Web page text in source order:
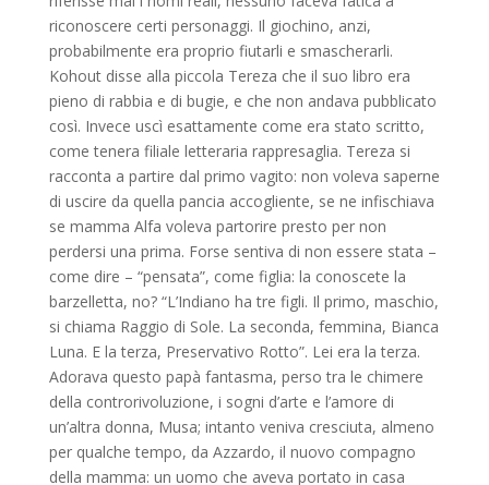
riconoscere certi personaggi. Il giochino, anzi,
probabilmente era proprio fiutarli e smascherarli.
Kohout disse alla piccola Tereza che il suo libro era
pieno di rabbia e di bugie, e che non andava pubblicato
così. Invece uscì esattamente come era stato scritto,
come tenera filiale letteraria rappresaglia. Tereza si
racconta a partire dal primo vagito: non voleva saperne
di uscire da quella pancia accogliente, se ne infischiava
se mamma Alfa voleva partorire presto per non
perdersi una prima. Forse sentiva di non essere stata –
come dire – “pensata”, come figlia: la conoscete la
barzelletta, no? “L’Indiano ha tre figli. Il primo, maschio,
si chiama Raggio di Sole. La seconda, femmina, Bianca
Luna. E la terza, Preservativo Rotto”. Lei era la terza.
Adorava questo papà fantasma, perso tra le chimere
della controrivoluzione, i sogni d’arte e l’amore di
un’altra donna, Musa; intanto veniva cresciuta, almeno
per qualche tempo, da Azzardo, il nuovo compagno
della mamma: un uomo che aveva portato in casa